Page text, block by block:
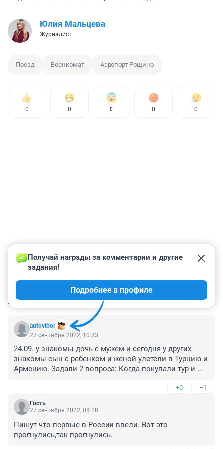
Юлия Мальцева
Журналист
Поезд Военкомат Аэропорт Рощино
0 0 0 0 0
КОММЕНТАРИИ 68
autovibor
Получай награды за комментарии и другие
задания!
Подробнее в профиле
27 сентября 2022, 10:33
24.09. у знакомы дочь с мужем и сегодня у других
знакомы сын с ребенком и женой улетели в Турцию и
Армению. Задали 2 вопроса: Когда покупали тур и
покупались за полтора-два месяца до отлета.+0 –1
Гость
27 сентября 2022, 08:18
Пишут что первые в России ввели. Вот это
прогнулись,так прогнулись.